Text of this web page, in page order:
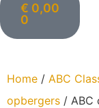
€ 0,00
0
Home / ABC
opbergers / ABC